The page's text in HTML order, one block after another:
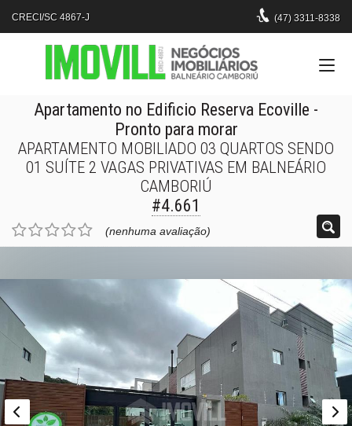
CRECI/SC 4867-J (47) 3311-8338
Apartamento no Edificio Reserva Ecoville -
Pronto para morar
APARTAMENTO MOBILIADO 03 QUARTOS SENDO
01 SUÍTE 2 VAGAS PRIVATIVAS EM BALNEÁRIO
CAMBORIÚ
#4.661
(nenhuma avaliação)